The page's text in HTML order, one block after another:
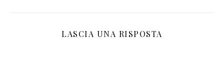
LASCIA UNA RISPOSTA